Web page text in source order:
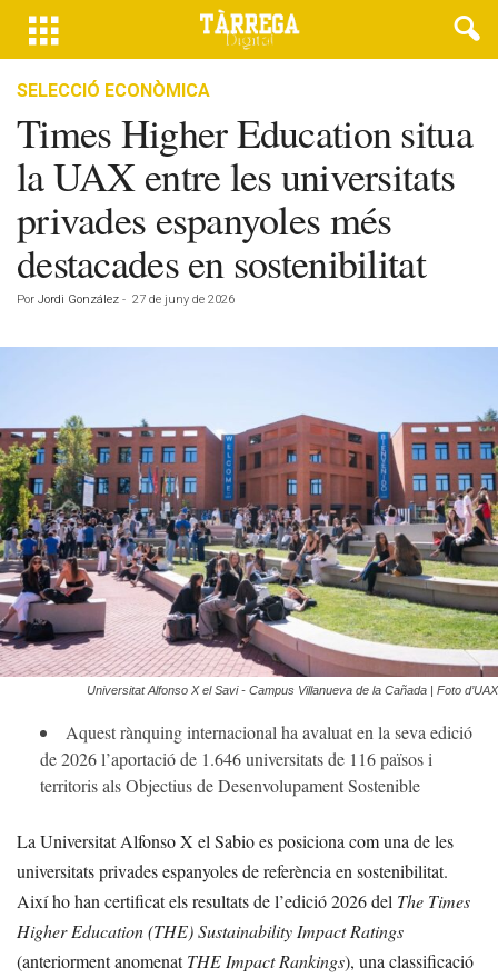
SELECCIÓ ECONÒMICA
Times Higher Education situa
la UAX entre les universitats
privades espanyoles més
destacades en sostenibilitat
Por Jordi González - 27 de juny de 2026
Universitat Alfonso X el Savi - Campus Villanueva de la Cañada | Foto d’UAX
Aquest rànquing internacional ha avaluat en la seva edició
de 2026 l’aportació de 1.646 universitats de 116 països i
territoris als Objectius de Desenvolupament Sostenible
La Universitat Alfonso X el Sabio es posiciona com una de les
universitats privades espanyoles de referència en sostenibilitat.
Així ho han certificat els resultats de l’edició 2026 del The Times
Higher Education (THE) Sustainability Impact Ratings
(anteriorment anomenatTHE Impact Rankings), una classificació